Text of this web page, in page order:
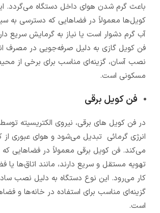
باعث گرم شدن هوای داخل دستگاه می‌گردد.
کویل‌ها معمولاً در فضاهایی که دسترسی به
آب گرم دشوار است یا نیاز به گرمایش سریع
فن کویل گازی به دلیل صرفه‌جویی در مصرف
نصب آسان، گزینه‌ای مناسب برای برخی از
مسکونی است.
فن کویل برقی
در فن کویل های برقی، نیروی الکتریسیته
انرژی گرمائی تبدیل می‌شود و هوای عبوری از
می‌کند. فن کویل برقی معمولاً در فضاهایی که
تهویه مستقل و سریع دارند، مانند اتاق‌ها یا
کار می‌رود. این نوع دستگاه به دلیل نصب
گزینه‌ای مناسب برای استفاده در خانه‌ها و
است.